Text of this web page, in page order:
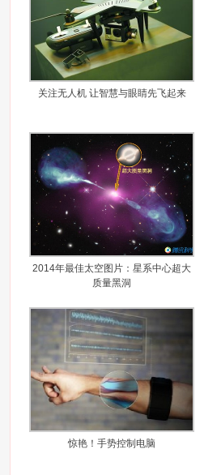
关注无人机 让智慧与眼睛先飞起来
2014年最佳太空图片：星系中心超大
质量黑洞
惊艳！手势控制电脑